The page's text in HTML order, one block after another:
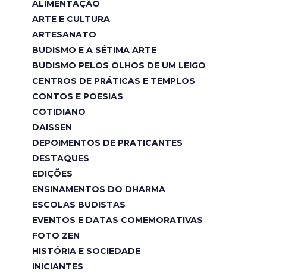
ALIMENTAÇÃO
ARTE E CULTURA
ARTESANATO
BUDISMO E A SÉTIMA ARTE
BUDISMO PELOS OLHOS DE UM LEIGO
CENTROS DE PRÁTICAS E TEMPLOS
CONTOS E POESIAS
COTIDIANO
DAISSEN
DEPOIMENTOS DE PRATICANTES
DESTAQUES
EDIÇÕES
ENSINAMENTOS DO DHARMA
ESCOLAS BUDISTAS
EVENTOS E DATAS COMEMORATIVAS
FOTO ZEN
HISTÓRIA E SOCIEDADE
INICIANTES